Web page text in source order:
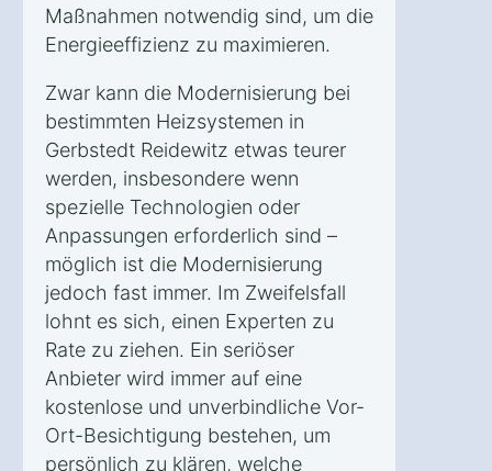
Maßnahmen notwendig sind, um die
Energieeffizienz zu maximieren.
Zwar kann die Modernisierung bei
bestimmten Heizsystemen in
Gerbstedt Reidewitz etwas teurer
werden, insbesondere wenn
spezielle Technologien oder
Anpassungen erforderlich sind –
möglich ist die Modernisierung
jedoch fast immer. Im Zweifelsfall
lohnt es sich, einen Experten zu
Rate zu ziehen. Ein seriöser
Anbieter wird immer auf eine
kostenlose und unverbindliche Vor-
Ort-Besichtigung bestehen, um
persönlich zu klären, welche